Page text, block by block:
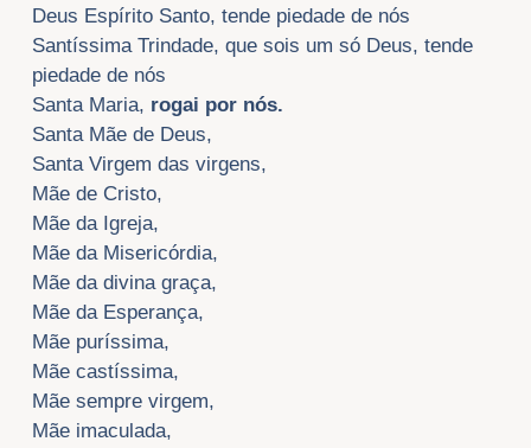
Deus Espírito Santo, tende piedade de nós
Santíssima Trindade, que sois um só Deus, tende
piedade de nós
Santa Maria, rogai por nós.
Santa Mãe de Deus,
Santa Virgem das virgens,
Mãe de Cristo,
Mãe da Igreja,
Mãe da Misericórdia,
Mãe da divina graça,
Mãe da Esperança,
Mãe puríssima,
Mãe castíssima,
Mãe sempre virgem,
Mãe imaculada,